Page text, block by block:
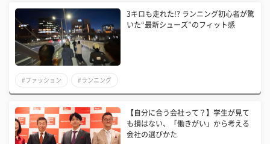
3キロも走れた!? ランニング初心者が驚
いた“最新シューズ”のフィット感
#ファッション #ランニング
【自分に合う会社って？】学生が見て
も損はない、「働きがい」から考える
会社の選びかた